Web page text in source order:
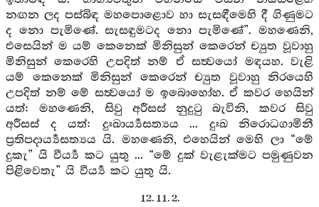
නඟන ලද පස්බිඳ මහපොළොව හා සැසඳීමෙහි දී ගිණුමට
ද නො පැමිණේ. සැසඳුමටද නො පැමිණේ”. මහණෙනි,
එසෙයින් ම යම් කෙනෙක් මිනිසුන් කෙරෙන් ච්‍යුත වූවාහු
මිනිසුන් කෙරෙහි උපදිත් නම් ඒ සත්‍වයෝ මඳයහ. වැළි
යම් කෙනෙක් මිනිසුන් කෙරෙන් ච්‍යුත වූවාහු නිරයෙහි
උපදිත් නම් මේ සත්‍වයෝ ම ඉබොහෝහ. ඒ කවර හෙයින්
යත්: මහණෙනි, සිවු අරීසස් නුදුටු බැවිනි, කවර සිවු
අරීසස් ද යත්: දුඃඛාර්‍ය්‍යසත්‍යය ... දුඃඛ නිරොධගාමිනී
ප්‍රතිපදාර්‍ය්‍යසත්‍යය යි. මහණෙනි, එහෙයින් මෙහි ලා “මේ
දුකැ” යි වීර්‍ය්‍ය කට යුතු ... “මේ දුක් වැළැක්මට පමුණුවන
පිළිවෙතැ” යි වීර්‍ය්‍ය කට යුතු යි.
12. 11. 2.